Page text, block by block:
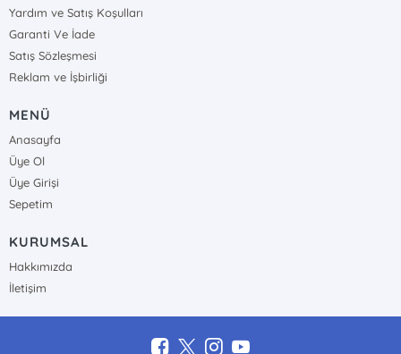
Yardım ve Satış Koşulları
Garanti Ve İade
Satış Sözleşmesi
Reklam ve İşbirliği
MENÜ
Anasayfa
Üye Ol
Üye Girişi
Sepetim
KURUMSAL
Hakkımızda
İletişim